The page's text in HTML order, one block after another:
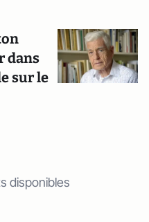
dans
sur le
disponibles